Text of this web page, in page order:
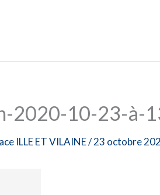
2020-10-23-à-
ILLE ET VILAINE/23 octobre